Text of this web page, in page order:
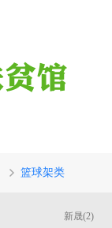
篮球架类
新晟(2)